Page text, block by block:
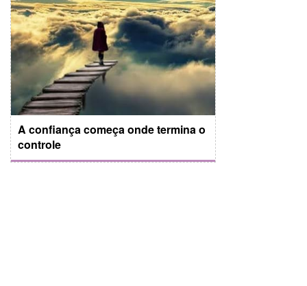
A confiança começa onde termina o
controle